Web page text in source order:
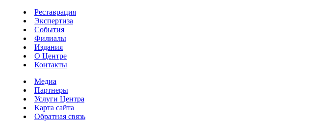
Реставрация
Экспертиза
События
Филиалы
Издания
О Центре
Контакты
Медиа
Партнеры
Услуги Центра
Карта сайта
Обратная связь